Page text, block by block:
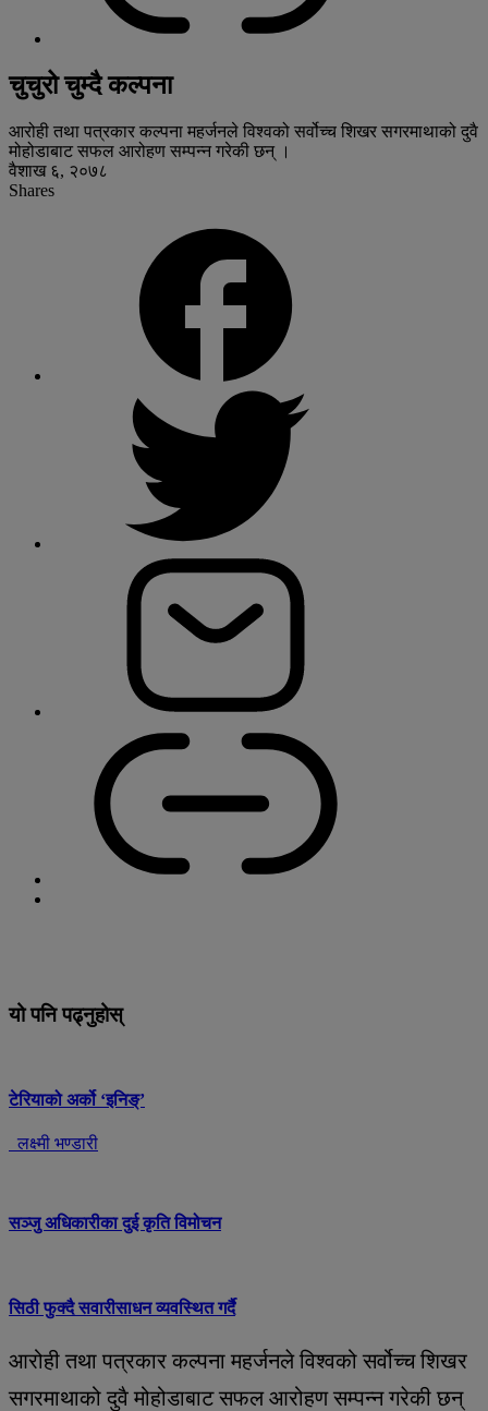
चुचुरो चुम्दै कल्पना
आरोही तथा पत्रकार कल्पना महर्जनले विश्वको सर्वोच्च शिखर सगरमाथाको दुवै
मोहोडाबाट सफल आरोहण सम्पन्न गरेकी छन् ।
वैशाख ६, २०७८
Shares
यो पनि पढ्नुहोस्
टेरियाको अर्को ‘इनिङ्’
लक्ष्मी भण्डारी
सञ्जु अधिकारीका दुई कृति विमोचन
सिठी फुक्दै सवारीसाधन व्यवस्थित गर्दै
आरोही तथा पत्रकार कल्पना महर्जनले विश्वको सर्वोच्च शिखर
सगरमाथाको दुवै मोहोडाबाट सफल आरोहण सम्पन्न गरेकी छन्